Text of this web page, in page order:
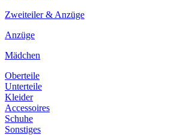
Zweiteiler & Anzüge
Anzüge
Mädchen
Oberteile
Unterteile
Kleider
Accessoires
Schuhe
Sonstiges